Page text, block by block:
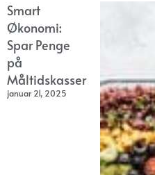
Smart
Økonomi:
Spar Penge
på
Måltidskasser
januar 21, 2025